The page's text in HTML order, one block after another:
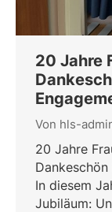
20 Jahre
Von hls-
20 Jahre
In diesem
Jubiläum: